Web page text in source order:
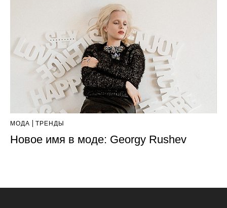
МОДА ТРЕНДЫ
Новое имя в моде: Georgy Rushev